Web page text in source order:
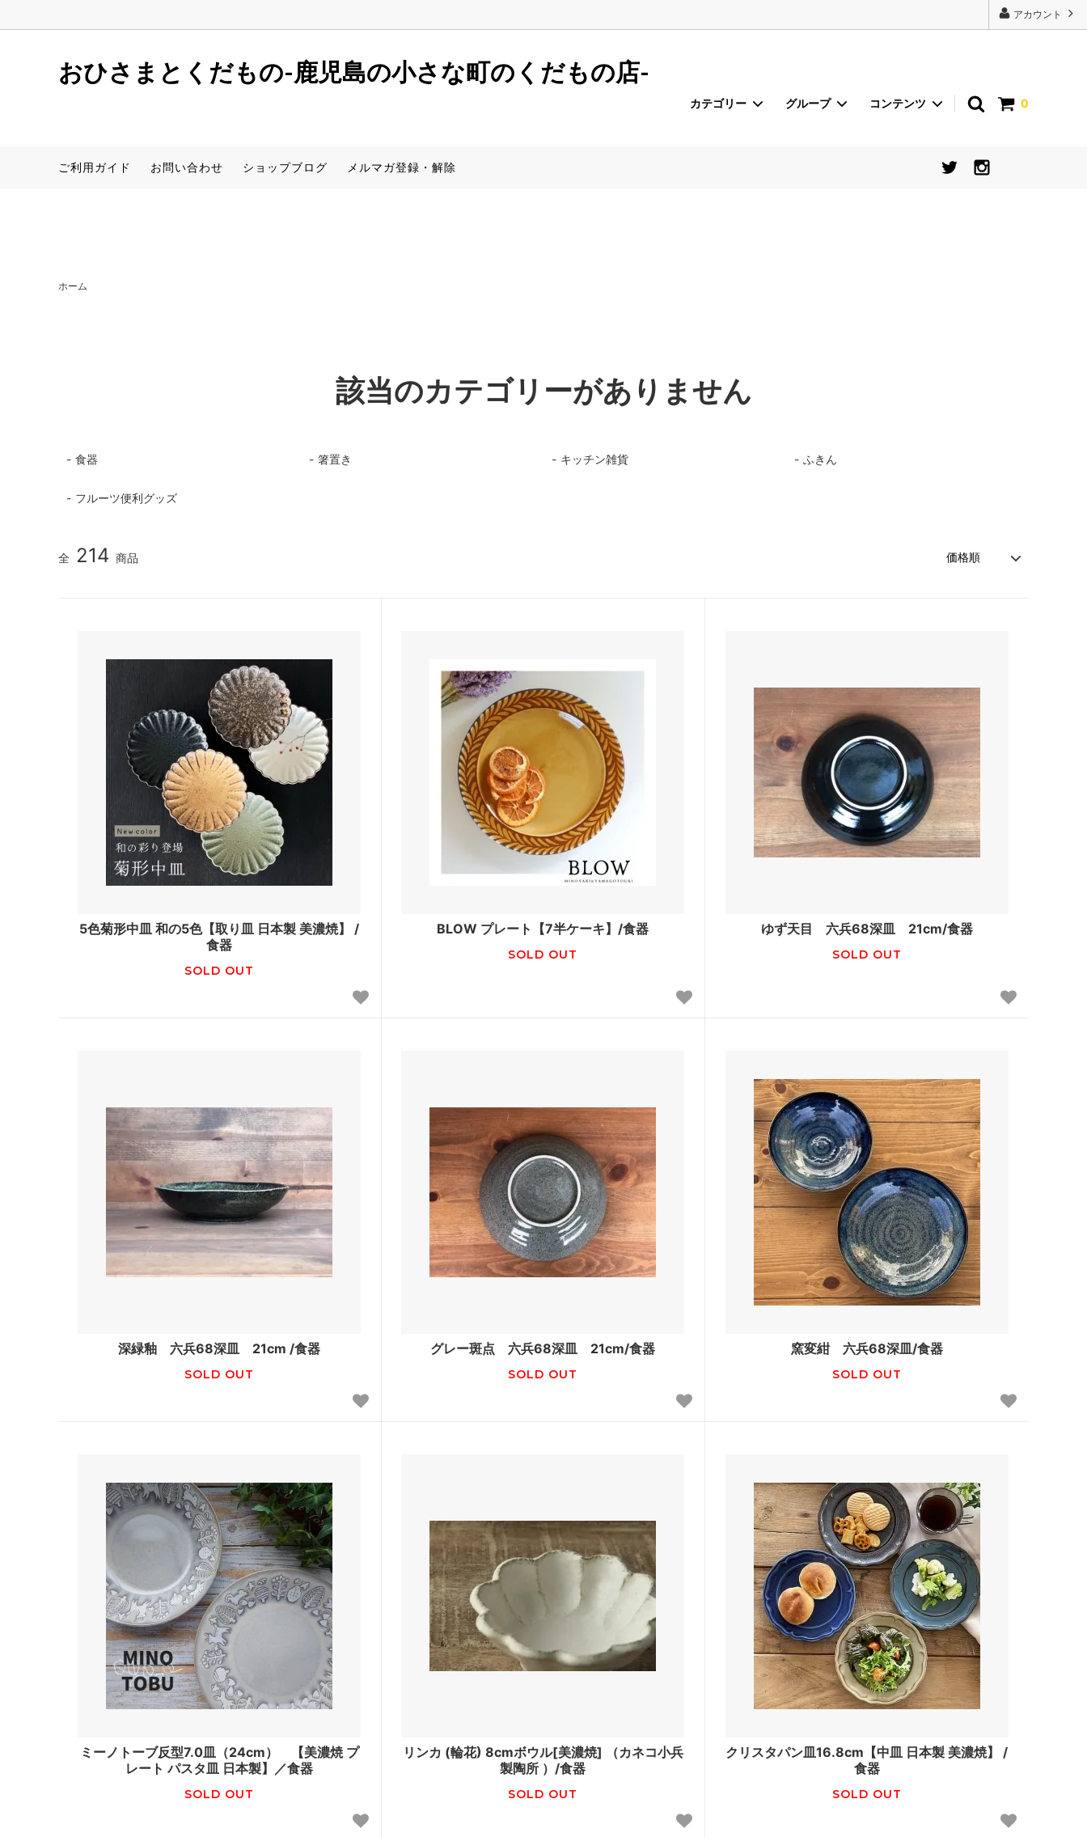
アカウント
おひさまとくだもの-鹿児島の小さな町のくだもの店-
0
カテゴリー グループ コンテンツ
ご利用ガイド お問い合わせ ショップブログ メルマガ登録・解除
ホーム
該当のカテゴリーがありません
食器 箸置き キッチン雑貨 ふきん
フルーツ便利グッズ
全 214 商品
5色菊形中皿 和の5色【取り皿 日本製 美濃焼】 /
食器
SOLD OUT
BLOW プレート【7半ケーキ】/食器
SOLD OUT
ゆず天目 六兵68深皿 21cm/食器
SOLD OUT
深緑釉 六兵68深皿 21cm /食器
SOLD OUT
グレー斑点 六兵68深皿 21cm/食器
SOLD OUT
窯変紺 六兵68深皿/食器
SOLD OUT
ミーノトーブ反型7.0皿（24cm） 【美濃焼 プ
レート パスタ皿 日本製】／食器
SOLD OUT
リンカ (輪花) 8cmボウル[美濃焼] （カネコ小兵
製陶所 ）/食器
SOLD OUT
クリスタパン皿16.8cm【中皿 日本製 美濃焼】 /
食器
SOLD OUT